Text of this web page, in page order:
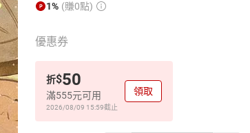
1% (賺0點)
優惠券
折$50
滿555元可用
2026/08/09 15:59截止
領取